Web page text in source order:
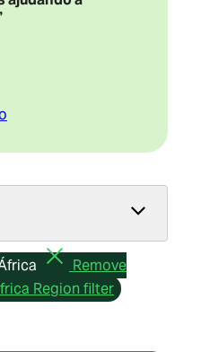
Remove
Region filter